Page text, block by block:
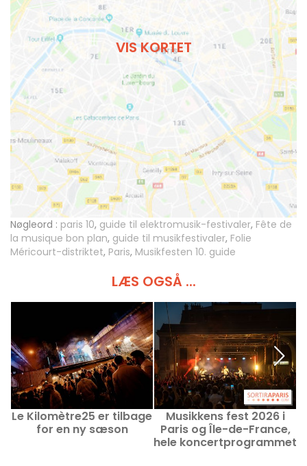
VIS KORTET
Nøgleord : paris 10, guide til elektromusik-festivaler, Fête de
la musique bon plan, guide til musikfestivaler, Folie
Méricourt-distriktet, Paris, Musikfesten 10. guide
LÆS OGSÅ ...
Le Kilomètre25 er tilbage
for en ny sæson
Musikkens fest 2026 i
Paris og Île-de-France,
hele koncertprogrammet